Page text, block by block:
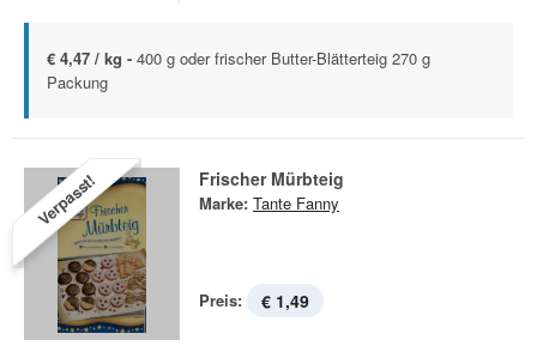
€ 4,47 / kg - 400 g oder frischer Butter-Blätterteig 270 g
Packung
Verpasst! Frischer Mürbteig
Marke: Tante Fanny
Preis: € 1,49